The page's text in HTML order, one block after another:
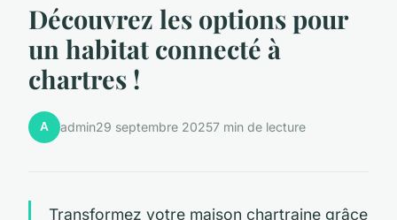
Découvrez les options pour
un habitat connecté à
chartres !
A admin29 septembre 20257 min de lecture
Transformez votre maison chartraine grâce